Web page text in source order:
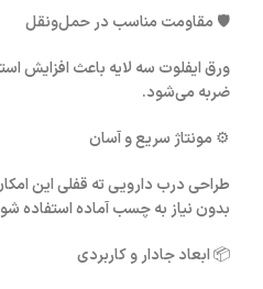
🛡 مقاومت مناسب در حمل‌ونقل
ورق ایفلوت سه لایه باعث افزایش
ضربه می‌شود.
⚙️ مونتاژ سریع و آسان
طراحی درب دارویی ته قفلی این
بدون نیاز به چسب آماده استفاده
📦ابعاد جادار و کاربردی